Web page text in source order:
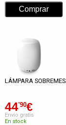
LÁMPARA
44'90€
Envío gratis
En stock